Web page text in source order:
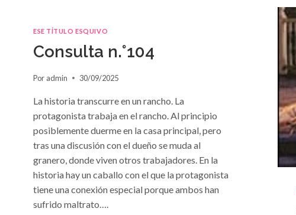
ESE TÍTULO ESQUIVO
Consulta n.°104
Por admin 30/09/2025
La historia transcurre en un rancho. La
protagonista trabaja en el rancho. Al principio
posiblemente duerme en la casa principal, pero
tras una discusión con el dueño se muda al
granero, donde viven otros trabajadores. En la
historia hay un caballo con el que la protagonista
tiene una conexión especial porque ambos han
sufrido maltrato….